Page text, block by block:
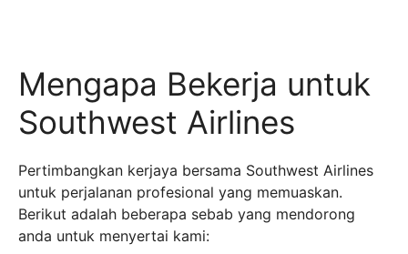
Mengapa Bekerja untuk
Southwest Airlines
Pertimbangkan kerjaya bersama Southwest Airlines
untuk perjalanan profesional yang memuaskan.
Berikut adalah beberapa sebab yang mendorong
anda untuk menyertai kami: